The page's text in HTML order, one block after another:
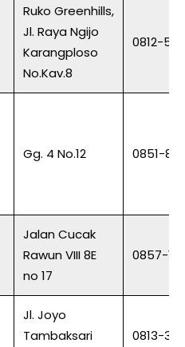
Ruko Greenhills,
Jl. Raya Ngijo
Karangploso
No.Kav.8
0812-
Gg. 4 No.12 0851-
Jalan Cucak
Rawun VIII 8E
no 17
0857-
Jl. Joyo
Tambaksari
0813-